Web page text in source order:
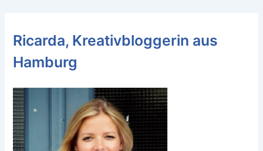
Ricarda, Kreativbloggerin aus
Hamburg